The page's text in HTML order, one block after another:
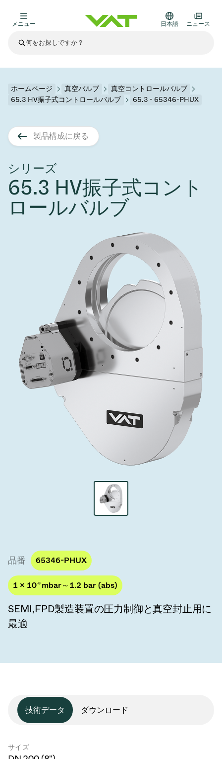
ニュース
9月 17, 2026 イベント情報
Semicon India 2026で精密技術を追求
し、進歩を支えます。
日本語
メニュー
真空アイソレーションバルブ
真空ゲートバルブ
真空アングルバルブ、インラインバルブ、シリンダーバル
真空バタフライバルブ
真空振り子式バルブ
圧力リリーフ／ベントバルブ
ガス封入弁
3ポジションバルブ
バキュームチェックバルブ
緊急遮断/ビームストッパーバルブ
真空オールメタルバルブ
真空トランスファーバルブ
真空トランスファードア
ITER真空バルブカタログ
真空バルブ技術
その他製品
フランジコネクタとガスケット
モーションコンポーネント
VATエッジ溶接メタルベローズ
真空モジュール
基板搬送
サブファブシステム
ディスプレイ製造
スパッタリング
薄膜封止(CVD)
OLEDのインクジェット印刷
サブファブシステム
科学機器と医学
医療・医薬品分野
科学機器
真空輸送
バッテリー製造
医薬品の凍結乾燥
サブファブシステム
高エネルギー物理学
あなたのアプリケーション
製品サービス
スペアパーツ
標準修理サービス
VATサービスセンター
企業責任
Presentations
Shares and debt
Analyst coverage
Contact for investors
News services
サプライチェーンマネジメント
Glossary
連絡先
ホームページ 真空バルブ
真空コントロールバルブ
65.3 HV振子式コントロールバルブ
65.3 - 65346-PHUX
製品構成に戻る
シリーズ
65.3 HV振子式コント
ロールバルブ
品番 65346-PHUX
1 × 10-8 mbar～1.2 bar (abs)
SEMI,FPD製造装置の圧力制御と真空封止用に
最適
技術データ ダウンロード
サイズ